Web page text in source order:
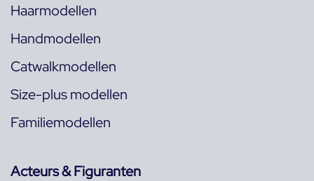
Haarmodellen
Handmodellen
Catwalkmodellen
Size-plus modellen
Familiemodellen
Acteurs & Figuranten